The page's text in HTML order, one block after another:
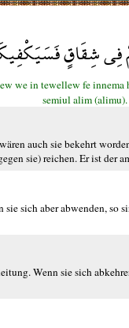
فِي شِقَاقٍ
we in tewellew fe
semiul alim (alimu).
auch sie bekehrt
sie) reichen. Er ist der
sich aber abwenden,
Wenn sie sich